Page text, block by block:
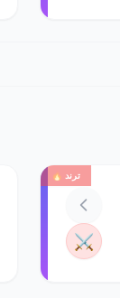
ترند 🔥
⚔️